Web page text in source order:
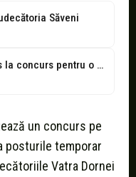
Săveni
Post de grefier arhivar scos la concurs pentru o instanță din Botoșani
un concurs pe
posturile temporar
Vatra Dornei